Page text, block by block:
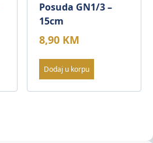
Posuda GN1/3 –
15cm
8,90 KM
Dodaj u korpu